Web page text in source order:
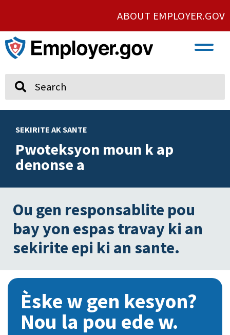
ABOUT EMPLOYER.GOV
SEKIRITE AK SANTE
Pwoteksyon moun k ap
denonse a
Ou gen responsablite pou
bay yon espas travay ki an
sekirite epi ki an sante.
Èske w gen kesyon?
Nou la pou ede w.